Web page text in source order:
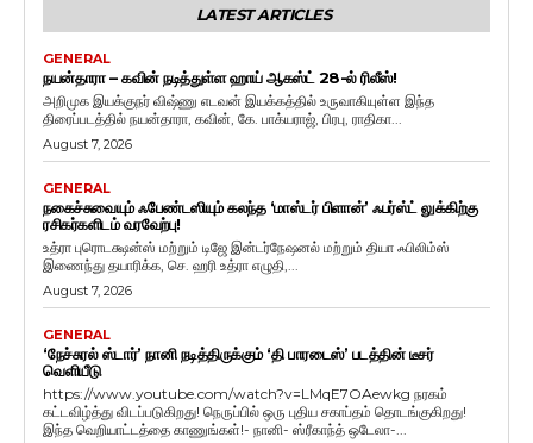
LATEST ARTICLES
GENERAL
நயன்தாரா – கவின் நடித்துள்ள ஹாய் ஆகஸ்ட் 28-ல் ரிலீஸ்!
அறிமுக இயக்குநர் விஷ்ணு எடவன் இயக்கத்தில் உருவாகியுள்ள இந்த
திரைப்படத்தில் நயன்தாரா, கவின், கே. பாக்யராஜ், பிரபு, ராதிகா...
August 7, 2026
GENERAL
நகைச்சுவையும் ஃபேண்டஸியும் கலந்த ‘மாஸ்டர் பிளான்’ ஃபர்ஸ்ட் லுக்கிற்கு
ரசிகர்களிடம் வரவேற்பு!
உத்ரா புரொடக்ஷன்ஸ் மற்றும் டிஜே இன்டர்நேஷனல் மற்றும் தியா ஃபிலிம்ஸ்
இணைந்து தயாரிக்க, செ. ஹரி உத்ரா எழுதி,...
August 7, 2026
GENERAL
‘நேச்சுரல் ஸ்டார்’ நானி நடித்திருக்கும் ‘தி பாரடைஸ்’ படத்தின் டீசர்
வெளியீடு
https://www.youtube.com/watch?v=LMqE7OAewkg நரகம்
கட்டவிழ்த்து விடப்படுகிறது! நெருப்பில் ஒரு புதிய சகாப்தம் தொடங்குகிறது!
இந்த வெறியாட்டத்தை காணுங்கள்!- நானி- ஸ்ரீகாந்த் ஒடேலா-...